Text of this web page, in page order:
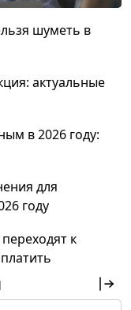
шуметь в
актуальные
в 2026 году:
для
году
к